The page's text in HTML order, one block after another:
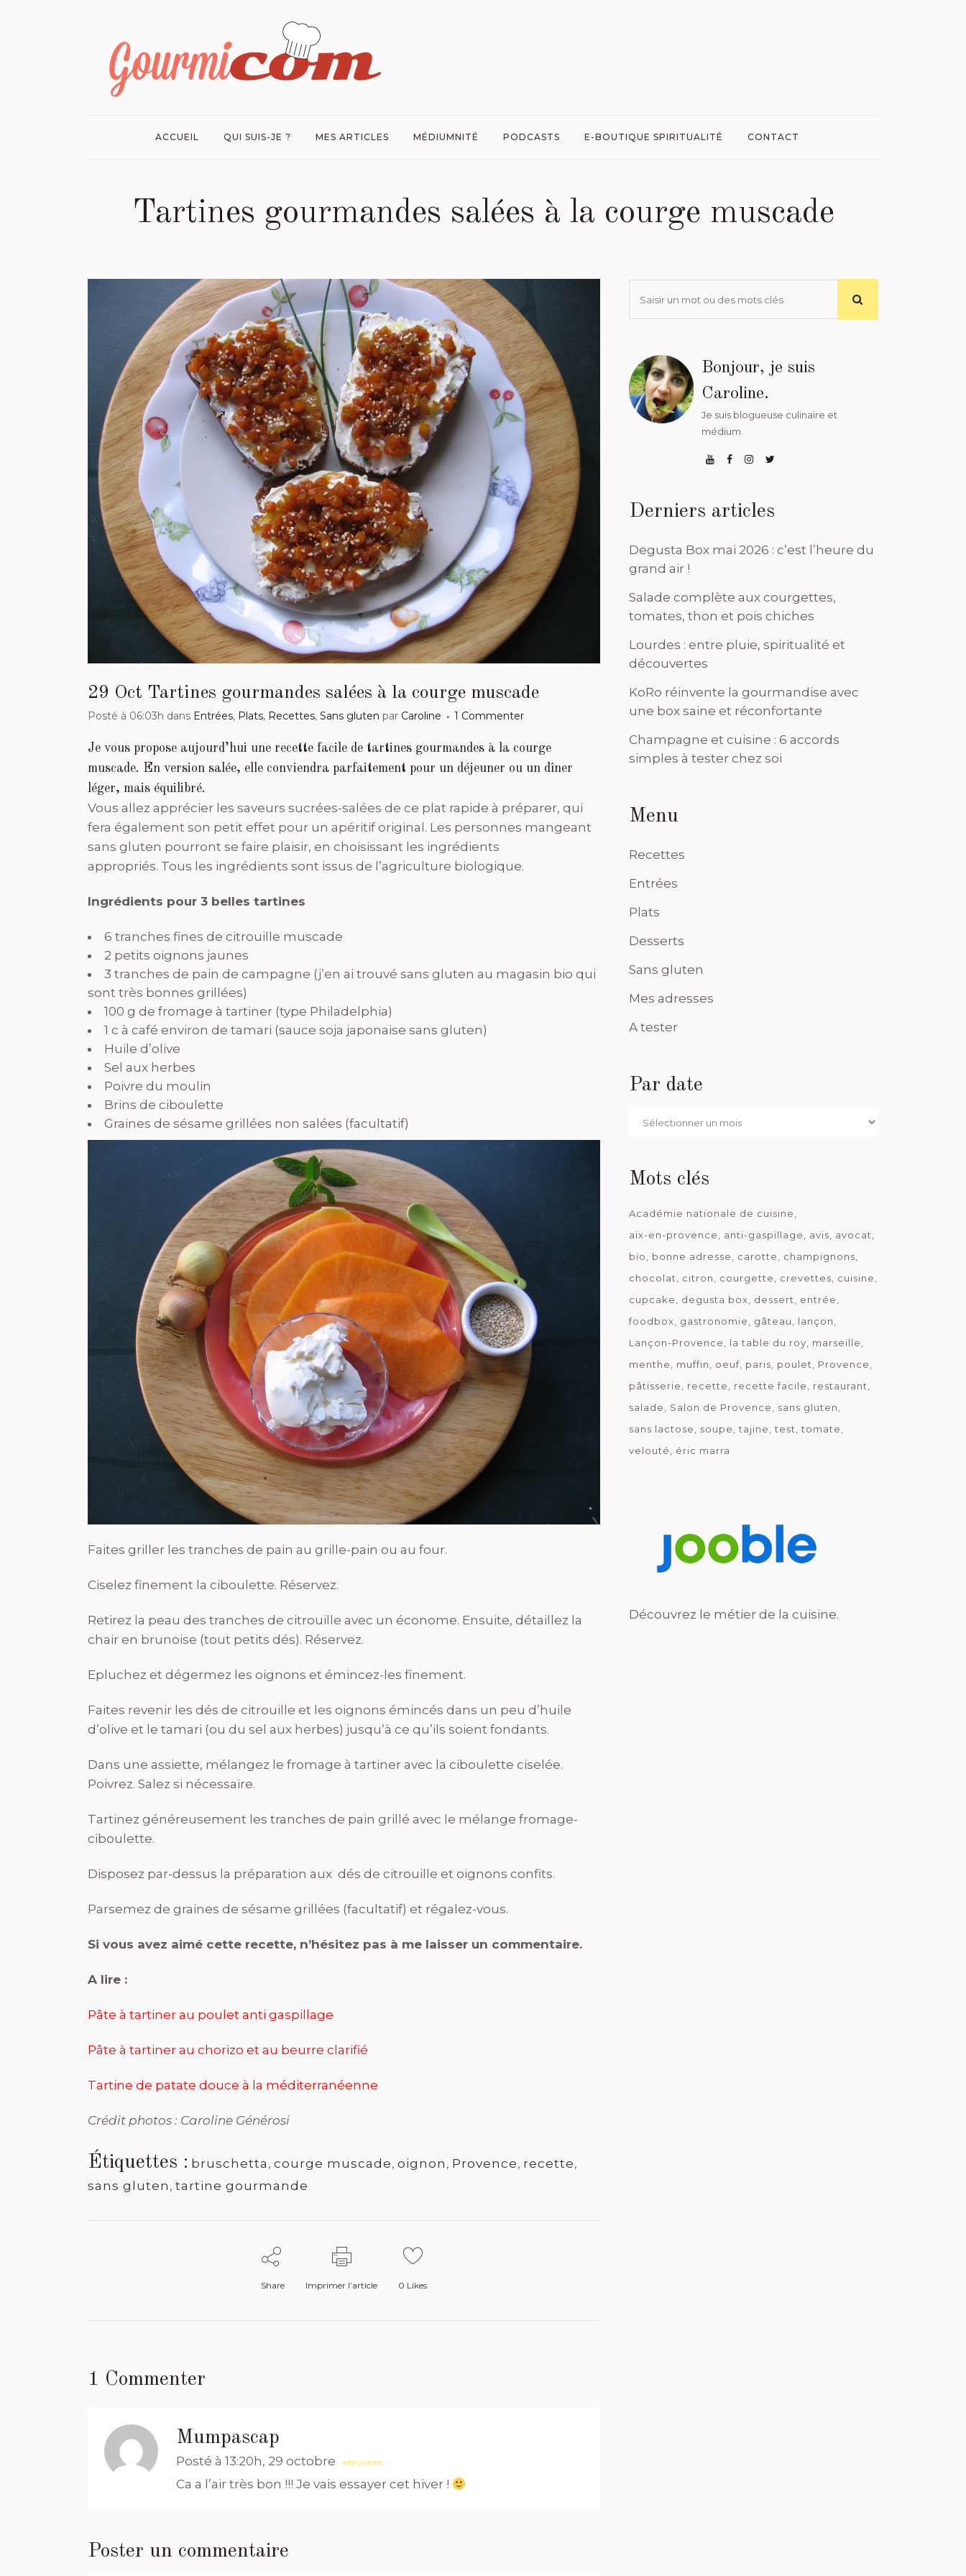
ACCUEIL QUI SUIS-JE ? MES ARTICLES MÉDIUMNITÉ PODCASTS E-BOUTIQUE SPIRITUALITÉ CONTACT
Tartines gourmandes salées à la courge muscade
29 Oct Tartines gourmandes salées à la courge muscade
Posté à 06:03h dans Entrées, Plats, Recettes, Sans gluten par Caroline 1 Commenter
Je vous propose aujourd’hui une recette facile de tartines gourmandes à la courge
muscade. En version salée, elle conviendra parfaitement pour un déjeuner ou un dîner
léger, mais équilibré.
Vous allez apprécier les saveurs sucrées-salées de ce plat rapide à préparer, qui
fera également son petit effet pour un apéritif original. Les personnes mangeant
sans gluten pourront se faire plaisir, en choisissant les ingrédients
appropriés. Tous les ingrédients sont issus de l’agriculture biologique.
Ingrédients pour 3 belles tartines
6 tranches fines de citrouille muscade
2 petits oignons jaunes
3 tranches de pain de campagne (j’en ai trouvé sans gluten au magasin bio qui
sont très bonnes grillées)
100 g de fromage à tartiner (type Philadelphia)
1 c à café environ de tamari (sauce soja japonaise sans gluten)
Huile d’olive
Sel aux herbes
Poivre du moulin
Brins de ciboulette
Graines de sésame grillées non salées (facultatif)
Faites griller les tranches de pain au grille-pain ou au four.
Ciselez finement la ciboulette. Réservez.
Retirez la peau des tranches de citrouille avec un économe. Ensuite, détaillez la
chair en brunoise (tout petits dés). Réservez.
Epluchez et dégermez les oignons et émincez-les finement.
Faites revenir les dés de citrouille et les oignons émincés dans un peu d’huile
d’olive et le tamari (ou du sel aux herbes) jusqu’à ce qu’ils soient fondants.
Dans une assiette, mélangez le fromage à tartiner avec la ciboulette ciselée.
Poivrez. Salez si nécessaire.
Tartinez généreusement les tranches de pain grillé avec le mélange fromage-
ciboulette.
Disposez par-dessus la préparation aux dés de citrouille et oignons confits.
Parsemez de graines de sésame grillées (facultatif) et régalez-vous.
Si vous avez aimé cette recette, n’hésitez pas à me laisser un commentaire.
A lire :
Pâte à tartiner au poulet anti gaspillage
Pâte à tartiner au chorizo et au beurre clarifié
Tartine de patate douce à la méditerranéenne
Crédit photos : Caroline Générosi
Étiquettes : bruschetta , courge muscade, oignon , Provence, recette,
sans gluten , tartine gourmande
Share Imprimer l’article 0 Likes
1 Commenter
Mumpascap
Posté à 13:20h, 29 octobre RÉPONDRE
Ca a l’air très bon !!! Je vais essayer cet hiver !
Poster un commentaire
Bonjour, je suis
Caroline.
Je suis blogueuse culinaire et
médium.
Derniers articles
Degusta Box mai 2026 : c’est l’heure du
grand air !
Salade complète aux courgettes,
tomates, thon et pois chiches
Lourdes : entre pluie, spiritualité et
découvertes
KoRo réinvente la gourmandise avec
une box saine et réconfortante
Champagne et cuisine : 6 accords
simples à tester chez soi
Menu
Recettes
Entrées
Plats
Desserts
Sans gluten
Mes adresses
A tester
Par date
Par
Mots clés
Académie nationale de cuisine
aix-en-provence
anti-gaspillage avis
avocat
bio
bonne adresse carotte
champignons
chocolat
citron courgette crevettes
cuisine
cupcake
degusta box dessert
entrée
foodbox
gastronomie gâteau
lançon
Lançon-Provence
la table du roy
marseille
menthe
muffin oeuf paris poulet
Provence
pâtisserie
recette recette facile
restaurant
salade
Salon de Provence
sans gluten
sans lactose
soupe tajine test
tomate
velouté
éric marra
Découvrez le métier de la cuisine.